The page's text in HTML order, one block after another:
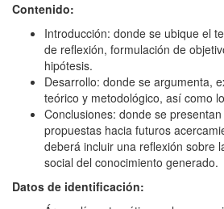
Contenido:
Introducción: donde se ubique el
de reflexión, formulación de
hipótesis.
Desarrollo: donde se argumenta,
teórico y metodológico, así como
Conclusiones: donde se
propuestas hacia futuros
deberá incluir una reflexión sobre
social del conocimiento generado.
Datos de identificación: